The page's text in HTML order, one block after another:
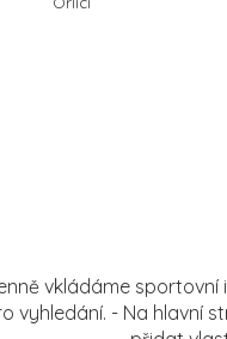
vkládáme sportovní
vyhledání. - Na hlavní